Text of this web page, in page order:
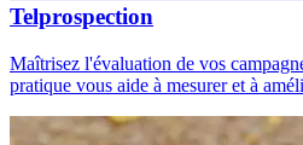
Telprospection
Maîtrisez l'évaluation de vos
pratique vous aide à mesurer et à